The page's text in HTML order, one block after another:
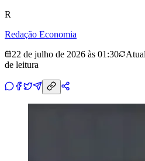
R
Redação Economia
22 de julho de 2026 às 01:30
de leitura